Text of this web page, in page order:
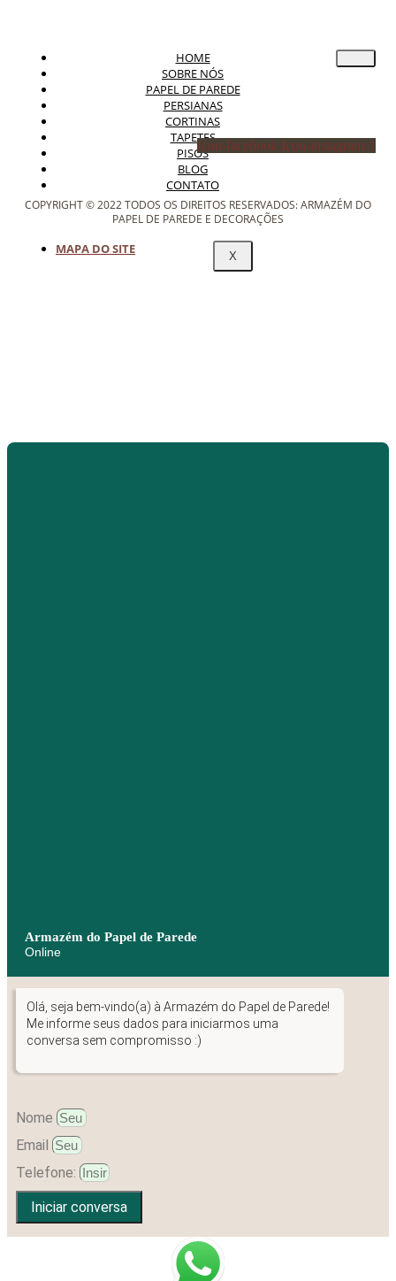
HOME
SOBRE NÓS
PAPEL DE PAREDE
PERSIANAS
CORTINAS
TAPETES
PISOS
BLOG
CONTATO
X
Icon-facebook Icon-instagram-1
COPYRIGHT © 2022 TODOS OS DIREITOS RESERVADOS: ARMAZÉM DO
PAPEL DE PAREDE E DECORAÇÕES
MAPA DO SITE
Armazém do Papel de Parede
Online
Olá, seja bem-vindo(a) à Armazém do Papel de Parede!
Me informe seus dados para iniciarmos uma
conversa sem compromisso :)
Nome
Email
Telefone:
Iniciar conversa